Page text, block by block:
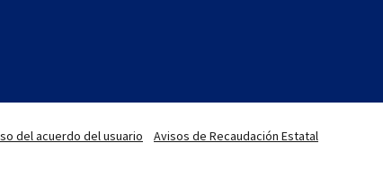
del acuerdo del usuario Avisos de Recaudación Estatal